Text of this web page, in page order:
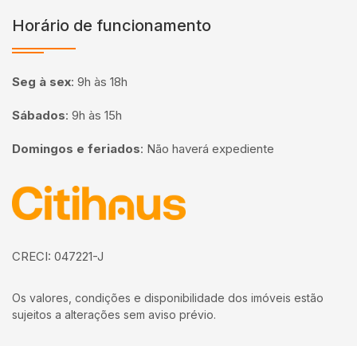
Horário de funcionamento
Seg à sex: 9h às 18h
Sábados: 9h às 15h
Domingos e feriados: Não haverá expediente
Página inicial
CRECI: 047221-J
Os valores, condições e disponibilidade dos imóveis estão
sujeitos a alterações sem aviso prévio.